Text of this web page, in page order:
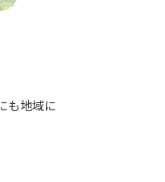
も地域に